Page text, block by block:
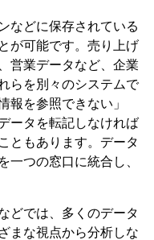
などに保存されている
が可能です。売り上げ
営業データなど、企業
らを別々のシステムで
報を参照できない」
ータを転記しなければ
ともあります。データ
一つの窓口に統合し、
どでは、多くのデータ
まな視点から分析しな